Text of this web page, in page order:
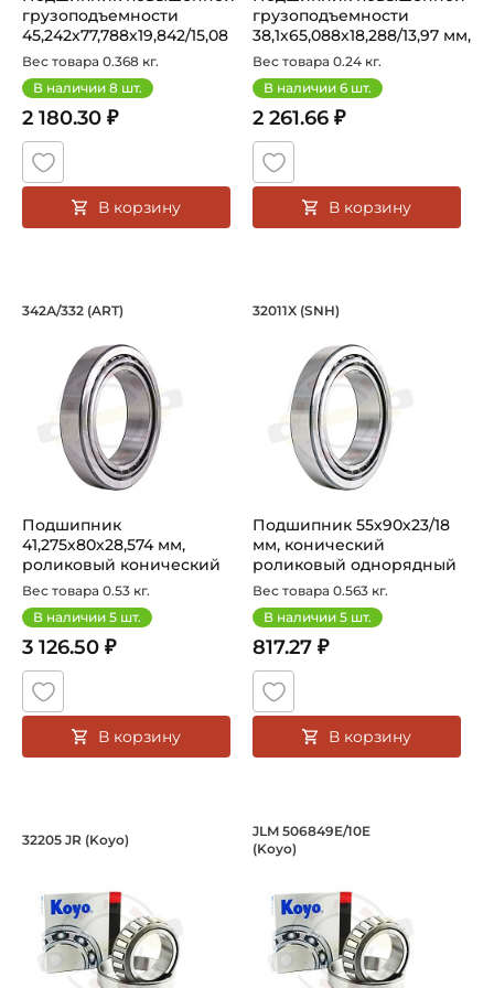
грузоподъемности
45,242х77,788х19,842/15,08
мм, ро...
Вес товара 0.368 кг.
В наличии 8 шт.
2 180.30 ₽
В корзину
грузоподъемности
38,1х65,088х18,288/13,97 мм,
роли...
Вес товара 0.24 кг.
В наличии 6 шт.
2 261.66 ₽
В корзину
Подшипник 41,275х80х28,574 мм,
342А/332 (ART)
Подшипник
41,275х80х28,574 мм,
роликовый конический
на вал 41,275 мм. А...
Вес товара 0.53 кг.
В наличии 5 шт.
3 126.50 ₽
В корзину
Подшипник
32011X (SNH)
Подшипник 55х90х23/18
мм, конический
роликовый однорядный
на вал 55 мм...
Вес товара 0.563 кг.
В наличии 5 шт.
817.27 ₽
В корзину
Подшипник 25х52х18/16 мм,
Подшипник HC 32205 JR Koyo конический роликовый
32205 JR (Koyo) Подшипник
Подшипник JLM 506849E/
JLM 506849E/10E
(Koyo)